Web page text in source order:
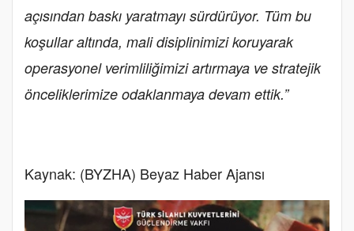
açısından baskı yaratmayı sürdürüyor. Tüm bu
koşullar altında, mali disiplinimizi koruyarak
operasyonel verimliliğimizi artırmaya ve stratejik
önceliklerimize odaklanmaya devam ettik.”
Kaynak: (BYZHA) Beyaz Haber Ajansı